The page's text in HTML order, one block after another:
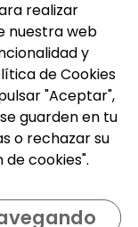
realizar
nuestra web
y
de Cookies
"Aceptar",
guarden en tu
o rechazar su
de cookies".